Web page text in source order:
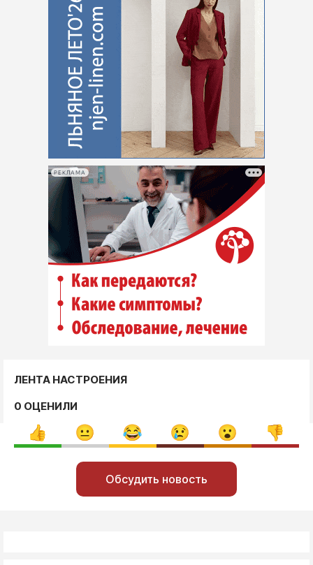
РЕКЛАМА
ЛЕНТА НАСТРОЕНИЯ
0 ОЦЕНИЛИ
Обсудить новость